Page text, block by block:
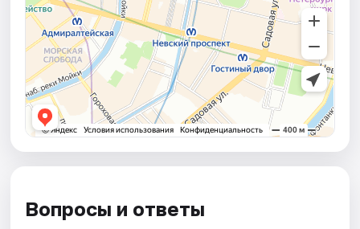
Вопросы и ответы